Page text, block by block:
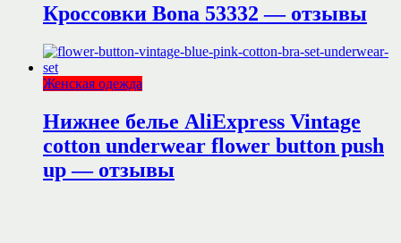
Кроссовки Bona 53332 — отзывы
Женская одежда
Нижнее белье AliExpress Vintage
cotton underwear flower button push
up — отзывы